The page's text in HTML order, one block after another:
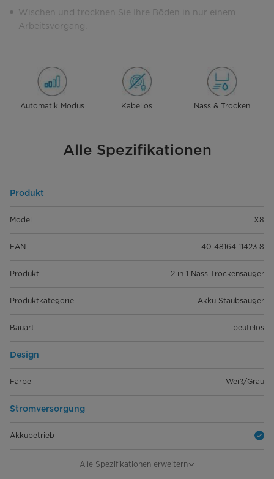
Wischen und trocknen Sie Ihre Böden in nur einem
Arbeitsvorgang.
Automatik Modus Kabellos Nass & Trocken
Alle Spezifikationen
Produkt
Model X8
EAN 40 48164 11423 8
Produkt 2 in 1 Nass Trockensauger
Produktkategorie Akku Staubsauger
Bauart beutelos
Design
Farbe Weiß/Grau
Stromversorgung
Akkubetrieb
Alle Spezifikationen erweitern